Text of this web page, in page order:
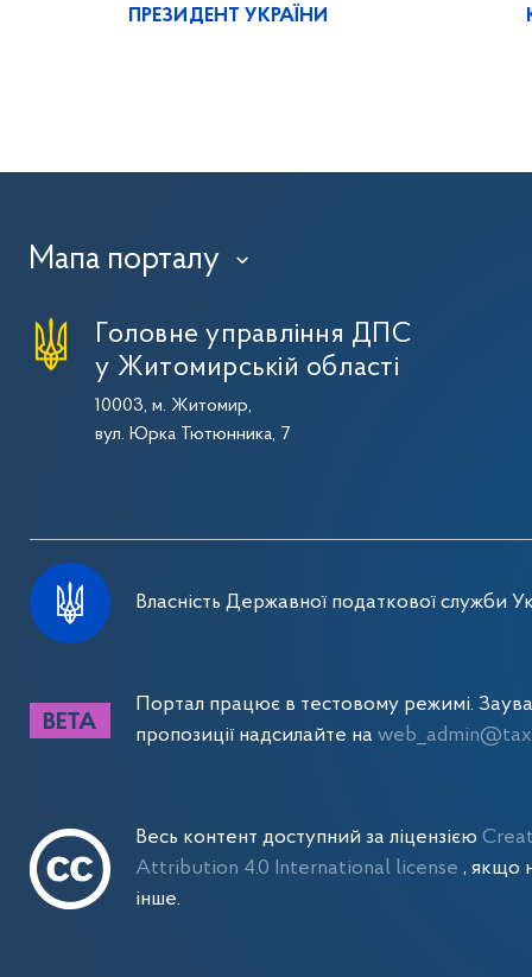
ПРЕЗИДЕНТ УКРАЇНИ
Мапа порталу ›
Головне управління ДПС
у Житомирській області
10003, м. Житомир,
вул. Юрка Тютюнника, 7
Власність Державної податкової служби
Портал працює в тестовому режимі.
пропозиції надсилайте на
Весь контент доступний за ліцензією
Attribution 4.0 International license, якщо
інше.